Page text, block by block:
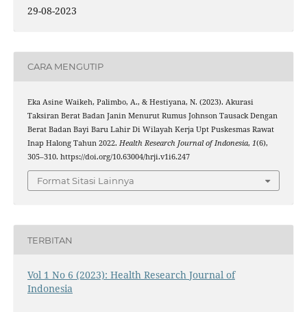
29-08-2023
CARA MENGUTIP
Eka Asine Waikeh, Palimbo, A., & Hestiyana, N. (2023). Akurasi
Taksiran Berat Badan Janin Menurut Rumus Johnson Tausack Dengan
Berat Badan Bayi Baru Lahir Di Wilayah Kerja Upt Puskesmas Rawat
Inap Halong Tahun 2022. Health Research Journal of Indonesia, 1(6),
305–310. https://doi.org/10.63004/hrji.v1i6.247
Format Sitasi Lainnya
TERBITAN
Vol 1 No 6 (2023): Health Research Journal of
Indonesia